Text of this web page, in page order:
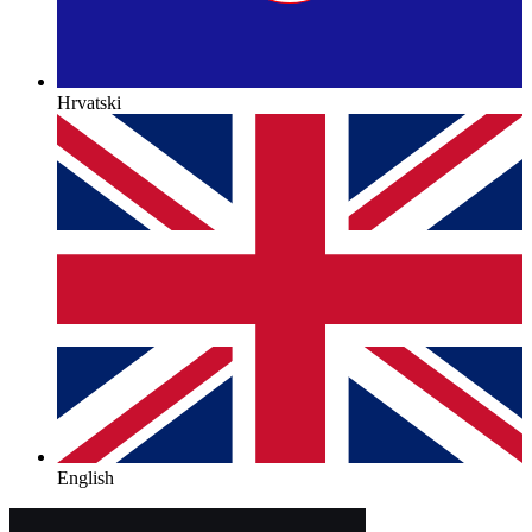
Hrvatski
English